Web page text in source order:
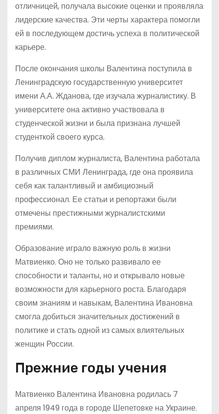
отличницей, получала высокие оценки и проявляла
лидерские качества. Эти черты характера помогли
ей в последующем достичь успеха в политической
карьере.
После окончания школы Валентина поступила в
Ленинградскую государственную университет
имени А.А. Жданова, где изучала журналистику. В
университете она активно участвовала в
студенческой жизни и была признана лучшей
студенткой своего курса.
Получив диплом журналиста, Валентина работала
в различных СМИ Ленинграда, где она проявила
себя как талантливый и амбициозный
профессионал. Ее статьи и репортажи были
отмечены престижными журналистскими
премиями.
Образование играло важную роль в жизни
Матвиенко. Оно не только развивало ее
способности и таланты, но и открывало новые
возможности для карьерного роста. Благодаря
своим знаниям и навыкам, Валентина Ивановна
смогла добиться значительных достижений в
политике и стать одной из самых влиятельных
женщин России.
Прежние годы учения
Матвиенко Валентина Ивановна родилась 7
апреля 1949 года в городе Шепетовке на Украине.